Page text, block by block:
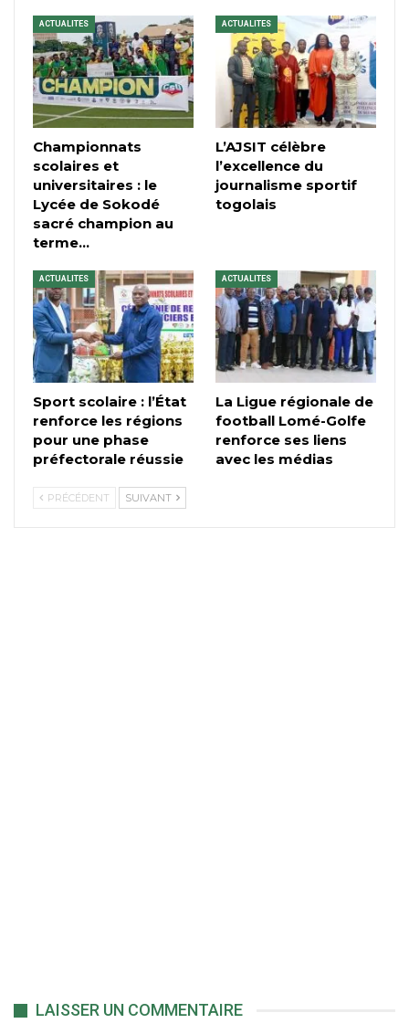
ACTUALITES
Championnats
scolaires et
universitaires : le
Lycée de Sokodé
sacré champion au
terme…
ACTUALITES
L’AJSIT célèbre
l’excellence du
journalisme sportif
togolais
ACTUALITES
Sport scolaire : l’État
renforce les régions
pour une phase
préfectorale réussie
ACTUALITES
La Ligue régionale de
football Lomé-Golfe
renforce ses liens
avec les médias
PRÉCÉDENT SUIVANT
LAISSER UN COMMENTAIRE